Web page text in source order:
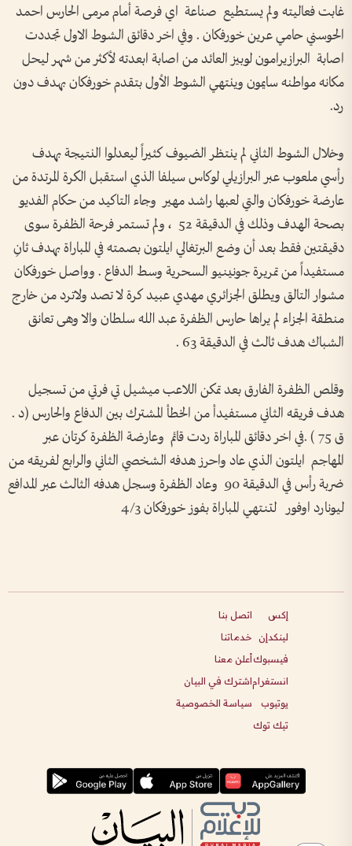
غابت فعاليته ولم يستطيع صناعة اي فرصة أمام مرمى الحارس احمد
الحوسني حامي عرين خورفكان . وفي اخر دقائق الشوط الاول تجددت
اصابة البرازيرامون لوبيز العائد من اصابة ابعدته لأكثر من شهر ليحل
مكانه مواطنه سايمون وينتهي الشوط الأول بتقدم خورفكان بهدف دون
رد.
وخلال الشوط الثاني لم ينتظر الضيوف كثيراً ليعدلوا النتيجة بهدف
رأسي ملعوب عبر البرازيلي لوكاس سيلفا الذي استقبل الكرة المرتدة من
عارضة خورفكان والتي لعبها راشد مهير وجاء التاكيد من حكام الفديو
بصحة الهدف وذلك في الدقيقة 52 ، ولم تستمر فرحة الظفرة سوى
دقيقتين فقط بعد أن وضع البرتغالي ايلتون بصمته في المباراة بهدف ثانِ
مستفيداً من تمريرة جونينيو السحرية وسط الدفاع . وواصل خورفكان
مشوار التالق ويطلق الجزائري مهدي عبيد كرة لا تصد ولاترد من خارج
منطقة الجزاء لم يراها حارس الظفرة عبد الله سلطان والا وهى تعانق
الشباك هدف ثالث في الدقيقة 63 .
وقلص الظفرة الفارق بعد تمكن اللاعب ميشيل تي فرتي من تسجيل
هدف فريقه الثاني مستفيدأ من الخطأ المشترك بين الدفاع والحارس (د .
ق 75 ) .في اخر دقائق المباراة ردت قائم وعارضة الظفرة كرتان عبر
المهاجم ايلتون الذي عاد واحرز هدفه الشخصي الثاني والرابع لفريقه من
ضربة رأس في الدقيقة 90 وعاد الظفرة وسجل هدفه الثالث عبر المدافع
ليونارد اوفور لتنتهي المباراة بفوز خورفكان 4/3
إكس
لينكدإن
فيسبوك
انستغرام
يوتيوب
تيك توك
اتصل بنا
خدماتنا
أعلن معنا
اشترك في البيان
سياسة الخصوصية